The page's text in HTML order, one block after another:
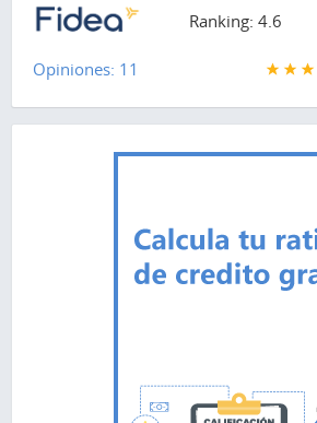
Ranking: 4.6
Opiniones: 11